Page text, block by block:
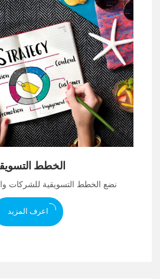
الخطط
نضع الخطط التسويقية للشركات
اعرف المزيد